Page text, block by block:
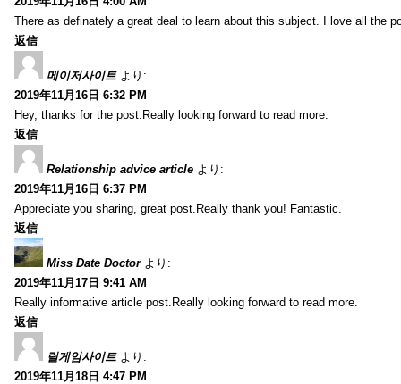
There as definately a great deal to learn about this subject. I love all the
返信
메이저사이트 より:
2019年11月16日 6:32 PM
Hey, thanks for the post.Really looking forward to read more.
返信
Relationship advice article より:
2019年11月16日 6:37 PM
Appreciate you sharing, great post.Really thank you! Fantastic.
返信
Miss Date Doctor より:
2019年11月17日 9:41 AM
Really informative article post.Really looking forward to read more.
返信
릴게임사이트 より:
2019年11月18日 4:47 PM